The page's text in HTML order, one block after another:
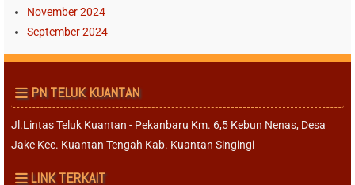
November 2024
September 2024
PN TELUK KUANTAN
Jl.Lintas Teluk Kuantan - Pekanbaru Km. 6,5 Kebun Nenas, Desa
Jake Kec. Kuantan Tengah Kab. Kuantan Singingi
LINK TERKAIT